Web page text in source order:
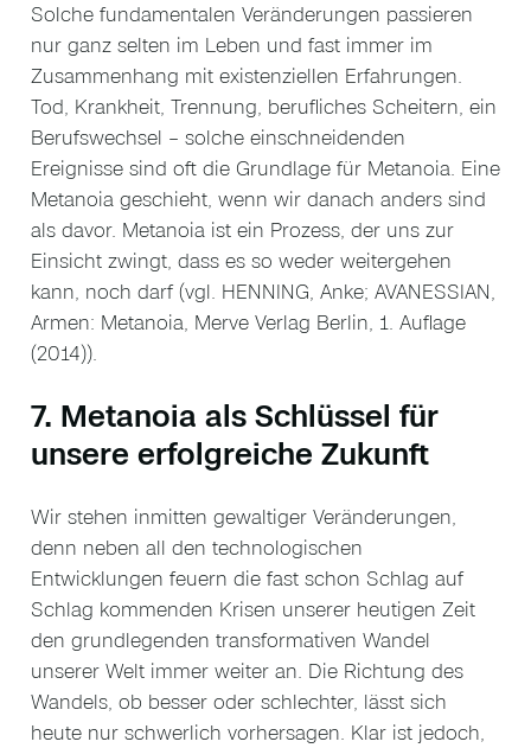
Solche fundamentalen Veränderungen passieren
nur ganz selten im Leben und fast immer im
Zusammenhang mit existenziellen Erfahrungen.
Tod, Krankheit, Trennung, berufliches Scheitern, ein
Berufswechsel – solche einschneidenden
Ereignisse sind oft die Grundlage für Metanoia. Eine
Metanoia geschieht, wenn wir danach anders sind
als davor. Metanoia ist ein Prozess, der uns zur
Einsicht zwingt, dass es so weder weitergehen
kann, noch darf (vgl. HENNING, Anke; AVANESSIAN,
Armen: Metanoia, Merve Verlag Berlin, 1. Auflage
(2014)).
7. Metanoia als Schlüssel für
unsere erfolgreiche Zukunft
Wir stehen inmitten gewaltiger Veränderungen,
denn neben all den technologischen
Entwicklungen feuern die fast schon Schlag auf
Schlag kommenden Krisen unserer heutigen Zeit
den grundlegenden transformativen Wandel
unserer Welt immer weiter an. Die Richtung des
Wandels, ob besser oder schlechter, lässt sich
heute nur schwerlich vorhersagen. Klar ist jedoch,